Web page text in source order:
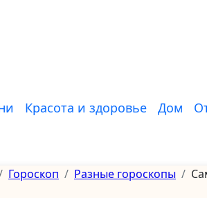
Красота и здоровье Дом
Гороскоп Разные гороскопы